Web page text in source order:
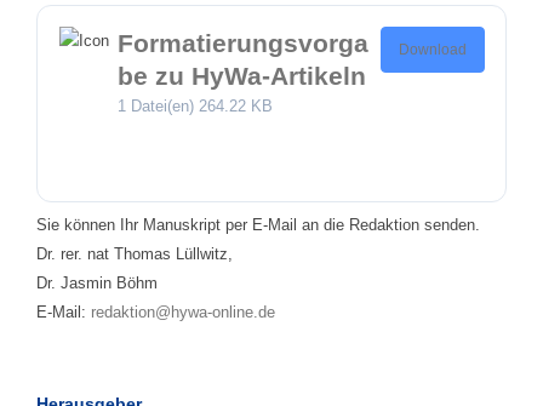
Formatierungsvorga
be zu HyWa-Artikeln
1 Datei(en) 264.22 KB
Download
Sie können Ihr Manuskript per E-Mail an die Redaktion senden.
Dr. rer. nat Thomas Lüllwitz,
Dr. Jasmin Böhm
E-Mail: redaktion@hywa-online.de